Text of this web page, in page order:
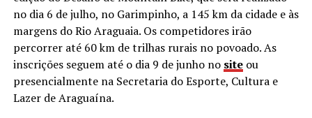
no dia 6 de julho, no Garimpinho, a 145 km da cidade e às
margens do Rio Araguaia. Os competidores irão
percorrer até 60 km de trilhas rurais no povoado. As
inscrições seguem até o dia 9 de junho no site ou
presencialmente na Secretaria do Esporte, Cultura e
Lazer de Araguaína.